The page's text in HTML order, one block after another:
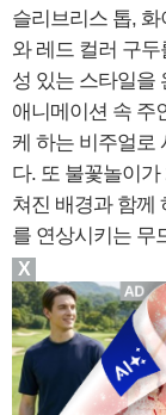
슬리브리스 톱,
와 레드 컬러 구두
성 있는 스타일을
애니메이션 속 주
케 하는 비주얼로
다. 또 불꽃놀이가
쳐진 배경과 함께
를 연상시키는 무
X